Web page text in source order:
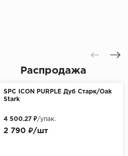
Распродажа
SPC ICON PURPLE Дуб Старк/Oak
Stark
2 790 ₽/шт
4 500.27 ₽/упак.